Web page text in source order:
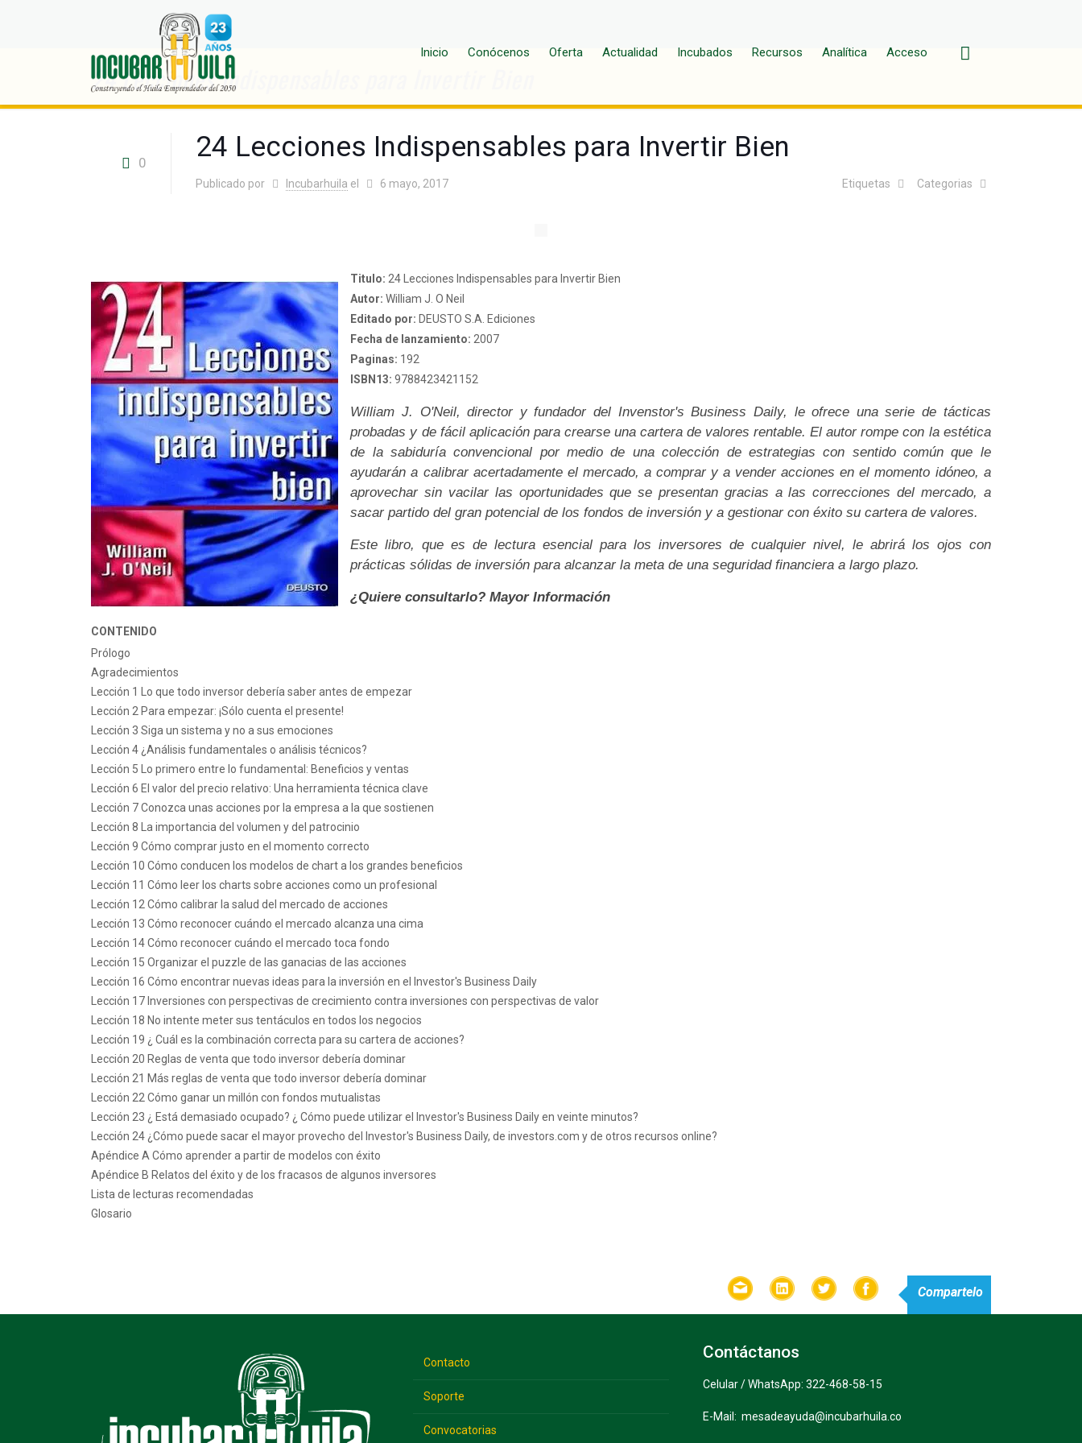
Inicio Conócenos Oferta Actualidad Incubados Recursos Analítica Acceso
24 Lecciones Indispensables para Invertir Bien
0 24 Lecciones Indispensables para Invertir Bien
Publicado por Incubarhuila el 6 mayo, 2017 Categorias
Etiquetas
Titulo: 24 Lecciones Indispensables para Invertir Bien
Autor: William J. O Neil
Editado por: DEUSTO S.A. Ediciones
Fecha de lanzamiento: 2007
Paginas: 192
ISBN13: 9788423421152
William J. O'Neil, director y fundador del Invenstor's Business Daily, le ofrece una serie de tácticas
probadas y de fácil aplicación para crearse una cartera de valores rentable. El autor rompe con la estética
de la sabiduría convencional por medio de una colección de estrategias con sentido común que le
ayudarán a calibrar acertadamente el mercado, a comprar y a vender acciones en el momento idóneo, a
aprovechar sin vacilar las oportunidades que se presentan gracias a las correcciones del mercado, a
sacar partido del gran potencial de los fondos de inversión y a gestionar con éxito su cartera de valores.
Este libro, que es de lectura esencial para los inversores de cualquier nivel, le abrirá los ojos con
prácticas sólidas de inversión para alcanzar la meta de una seguridad financiera a largo plazo.
¿Quiere consultarlo? Mayor Información
CONTENIDO
Prólogo
Agradecimientos
Lección 1 Lo que todo inversor debería saber antes de empezar
Lección 2 Para empezar: ¡Sólo cuenta el presente!
Lección 3 Siga un sistema y no a sus emociones
Lección 4 ¿Análisis fundamentales o análisis técnicos?
Lección 5 Lo primero entre lo fundamental: Beneficios y ventas
Lección 6 El valor del precio relativo: Una herramienta técnica clave
Lección 7 Conozca unas acciones por la empresa a la que sostienen
Lección 8 La importancia del volumen y del patrocinio
Lección 9 Cómo comprar justo en el momento correcto
Lección 10 Cómo conducen los modelos de chart a los grandes beneficios
Lección 11 Cómo leer los charts sobre acciones como un profesional
Lección 12 Cómo calibrar la salud del mercado de acciones
Lección 13 Cómo reconocer cuándo el mercado alcanza una cima
Lección 14 Cómo reconocer cuándo el mercado toca fondo
Lección 15 Organizar el puzzle de las ganacias de las acciones
Lección 16 Cómo encontrar nuevas ideas para la inversión en el Investor's Business Daily
Lección 17 Inversiones con perspectivas de crecimiento contra inversiones con perspectivas de valor
Lección 18 No intente meter sus tentáculos en todos los negocios
Lección 19 ¿ Cuál es la combinación correcta para su cartera de acciones?
Lección 20 Reglas de venta que todo inversor debería dominar
Lección 21 Más reglas de venta que todo inversor debería dominar
Lección 22 Cómo ganar un millón con fondos mutualistas
Lección 23 ¿ Está demasiado ocupado? ¿ Cómo puede utilizar el Investor's Business Daily en veinte minutos?
Lección 24 ¿Cómo puede sacar el mayor provecho del Investor's Business Daily, de investors.com y de otros recursos online?
Apéndice A Cómo aprender a partir de modelos con éxito
Apéndice B Relatos del éxito y de los fracasos de algunos inversores
Lista de lecturas recomendadas
Glosario
Compartelo
Contacto
Soporte
Convocatorias
Contáctanos
Celular / WhatsApp: 322-468-58-15
E-Mail: mesadeayuda@incubarhuila.co